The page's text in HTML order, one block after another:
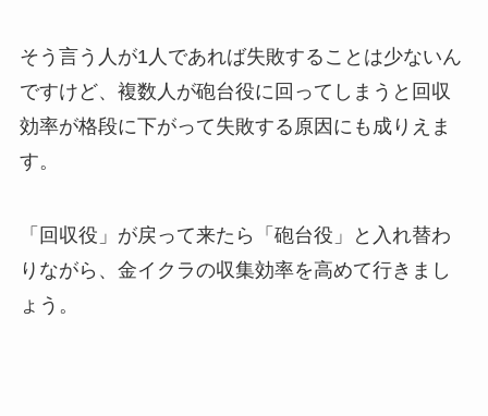
そう言う人が1人であれば失敗することは少ないん
ですけど、複数人が砲台役に回ってしまうと回収
効率が格段に下がって失敗する原因にも成りえま
す。
「回収役」が戻って来たら「砲台役」と入れ替わ
りながら、金イクラの収集効率を高めて行きまし
ょう。